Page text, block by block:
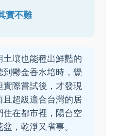
實不難
壤也能種出鮮豔的
鬱金香水培時，覺
際嘗試後，才發現
超級適合台灣的居
在都市裡，陽台空
，乾淨又省事。